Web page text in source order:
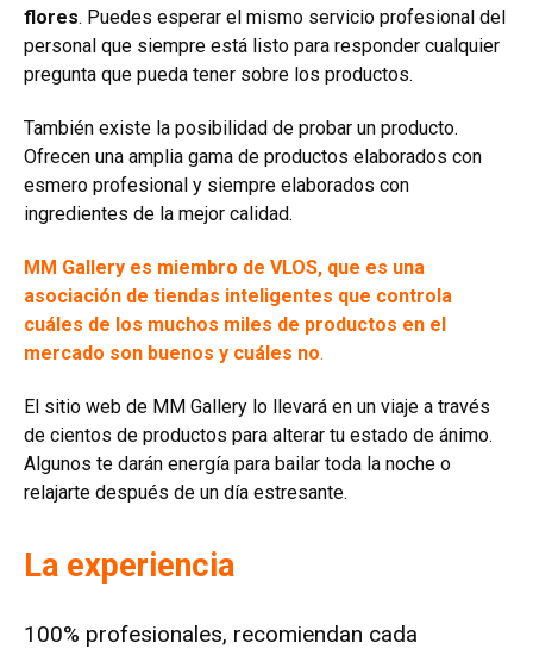
flores. Puedes esperar el mismo servicio profesional del
personal que siempre está listo para responder cualquier
pregunta que pueda tener sobre los productos.
También existe la posibilidad de probar un producto.
Ofrecen una amplia gama de productos elaborados con
esmero profesional y siempre elaborados con
ingredientes de la mejor calidad.
MM Gallery es miembro de VLOS, que es una
asociación de tiendas inteligentes que controla
cuáles de los muchos miles de productos en el
mercado son buenos y cuáles no.
El sitio web de MM Gallery lo llevará en un viaje a través
de cientos de productos para alterar tu estado de ánimo.
Algunos te darán energía para bailar toda la noche o
relajarte después de un día estresante.
La experiencia
100% profesionales, recomiendan cada